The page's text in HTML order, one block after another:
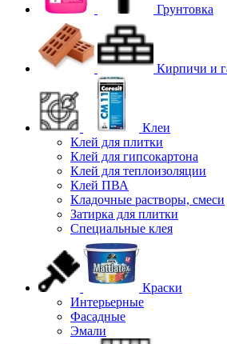
Грунтовка
Кирпичи и
Клеи
Клей для плитки
Клей для гипсокартона
Клей для теплоизоляции
Клей ПВА
Кладочные растворы, смеси
Затирка для плитки
Специальные клея
Краски
Интерьерные
Фасадные
Эмали